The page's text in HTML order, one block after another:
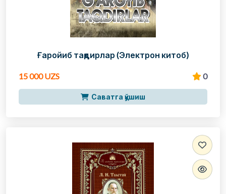
Ғаройиб тақдирлар (Электрон китоб)
15 000 UZS 0
Саватга қўшиш